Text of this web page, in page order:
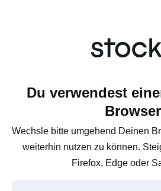
Du verwendest
Browser
Wechsle bitte umgehend Deinen
weiterhin nutzen zu können.
Firefox, Edge oder